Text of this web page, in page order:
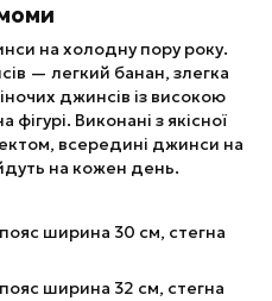
на холодну пору року.
— легкий банан, злегка
джинсів із високою
Виконані з якісної
всередині джинси на
на кожен день.
ширина 30 см, стегна
ширина 32 см, стегна